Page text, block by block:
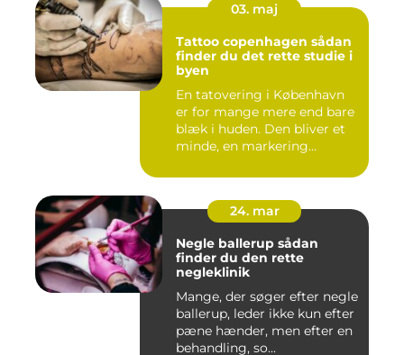
03. maj
Tattoo copenhagen sådan
finder du det rette studie i
byen
En tatovering i København
er for mange mere end bare
blæk i huden. Den bliver et
minde, en markering...
24. mar
Negle ballerup sådan
finder du den rette
negleklinik
Mange, der søger efter negle
ballerup, leder ikke kun efter
pæne hænder, men efter en
behandling, so...